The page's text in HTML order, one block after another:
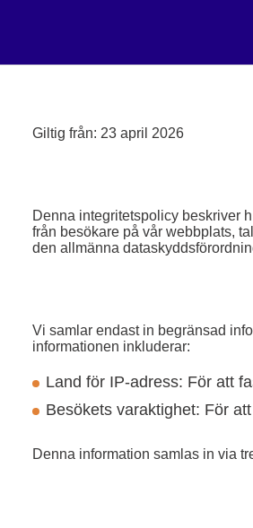
Giltig från: 23 april 2026
Denna integritetspolicy beskriver
från besökare på vår webbplats,
den allmänna
Vi samlar endast in begränsad
informationen inkluderar:
Land för IP-adress: För att
Besökets varaktighet: För
Denna information samlas in via